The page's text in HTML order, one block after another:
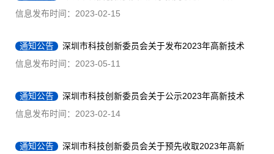
批高新技术企业培育资助企业申请材料和拨款材料的通知
信息发布时间：2023-02-15
通知公告
深圳市科技创新委员会关于发布2023年高新技术
企业认定和培育入库申请指南的通知
信息发布时间：2023-05-11
通知公告
深圳市科技创新委员会关于公示2023年高新技术
企业培育资助第一批拟资助企业的通知
信息发布时间：2023-02-14
通知公告
深圳市科技创新委员会关于预先收取2023年高新